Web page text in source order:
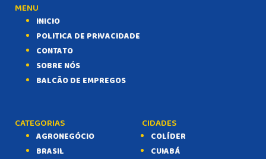
MENU
INICIO
POLITICA DE PRIVACIDADE
CONTATO
SOBRE NÓS
BALCÃO DE EMPREGOS
CATEGORIAS
AGRONEGÓCIO
BRASIL
CIDADES
COLÍDER
CUIABÁ